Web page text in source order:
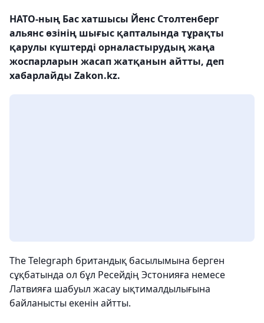
НАТО-ның Бас хатшысы Йенс Столтенберг
альянс өзінің шығыс қапталында тұрақты
қарулы күштерді орналастырудың жаңа
жоспарларын жасап жатқанын айтты, деп
хабарлайды Zakon.kz.
The Telegraph британдық басылымына берген
сұқбатында ол бұл Ресейдің Эстонияға немесе
Латвияға шабуыл жасау ықтималдылығына
байланысты екенін айтты.